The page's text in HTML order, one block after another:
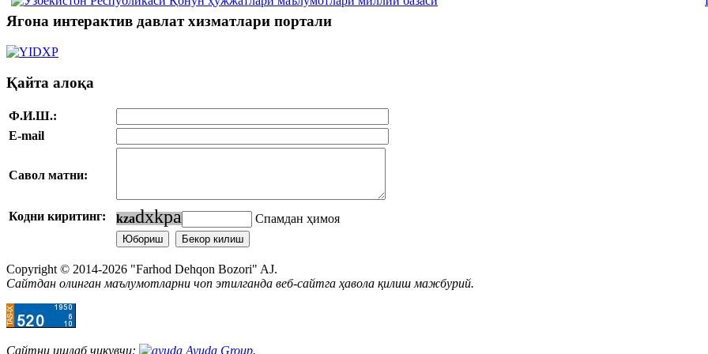
Ягона интерактив давлат хизматлари портали
Қайта алоқа
Ф.И.Ш.:
E-mail
Савол матни:
Кодни киритинг: kzadxkpa Спамдан ҳимоя
Copyright © 2014-2026 "Farhod Dehqon Bozori" AJ.
Сайтдан олинган маълумотларни чоп этилганда веб-сайтга ҳавола қилиш мажбурий.
Сайтни ишлаб чиқувчи: Ayuda Group.